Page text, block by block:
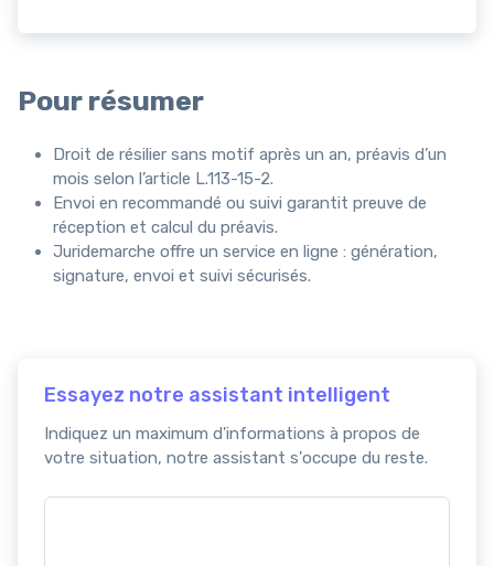
Pour résumer
Droit de résilier sans motif après un an, préavis d’un
mois selon l’article L.113-15-2.
Envoi en recommandé ou suivi garantit preuve de
réception et calcul du préavis.
Juridemarche offre un service en ligne : génération,
signature, envoi et suivi sécurisés.
Essayez notre assistant intelligent
Indiquez un maximum d'informations à propos de
votre situation, notre assistant s'occupe du reste.